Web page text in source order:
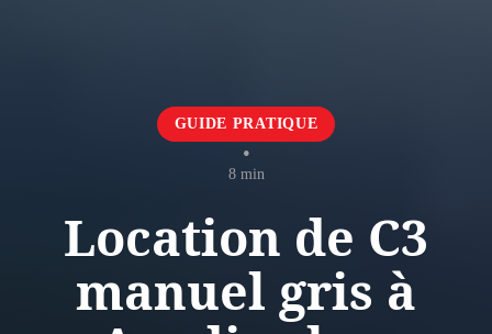
GUIDE PRATIQUE
•
8 min
Location de C3
manuel gris à